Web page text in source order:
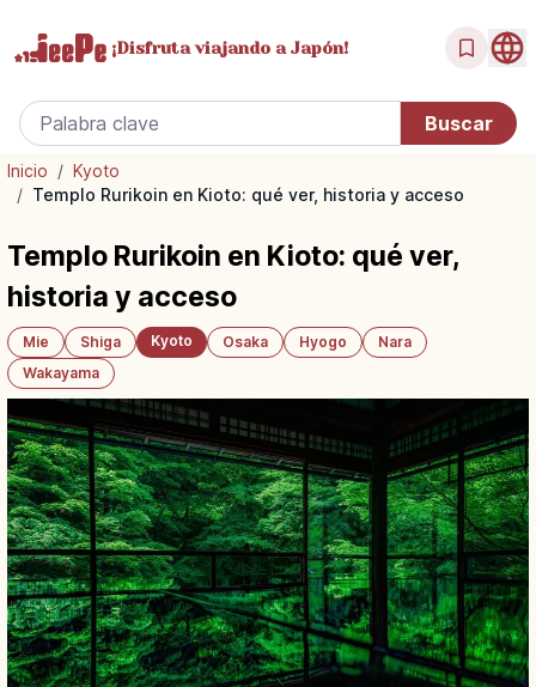
¡Disfrutaviajando a Japón!
Inicio / Kyoto
/ Templo Rurikoin en Kioto: qué ver, historia y acceso
Templo Rurikoin en Kioto: qué ver,
historia y acceso
Mie Shiga Kyoto Osaka Hyogo
Nara
Wakayama